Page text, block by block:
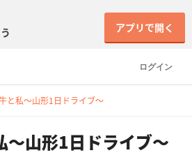
ログイン
アプリで開く
と私〜山形1日ドライブ〜
〜山形1日ドライブ〜